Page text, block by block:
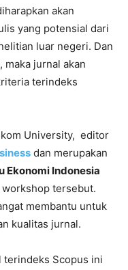
akan
yang potensial dari
luar negeri. Dan
maka jurnal akan
terindeks
University, editor
dan merupakan
Ekonomi Indonesia
tersebut.
membantu untuk
kualitas jurnal.
terindeks Scopus ini